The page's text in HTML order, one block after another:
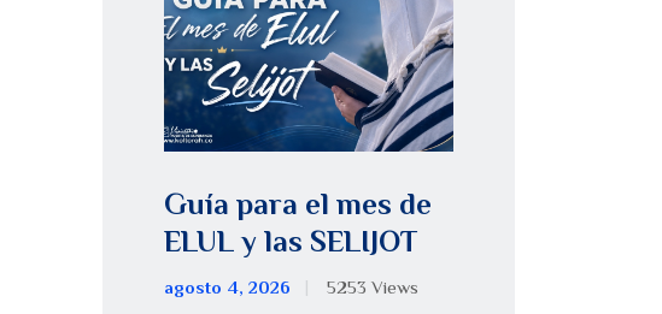
Guía para el mes de
ELUL y las SELIJOT
agosto 4, 2026 5253 Views